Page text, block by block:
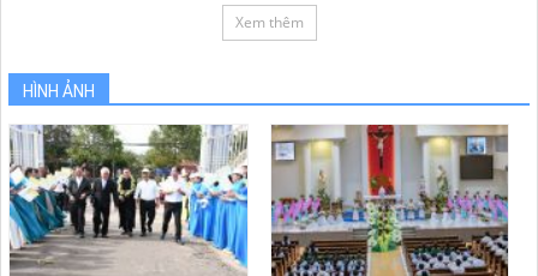
Xem thêm
HÌNH ẢNH